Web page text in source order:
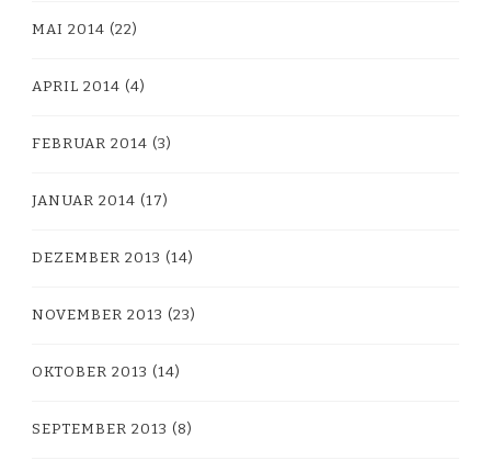
MAI 2014 (22)
APRIL 2014 (4)
FEBRUAR 2014 (3)
JANUAR 2014 (17)
DEZEMBER 2013 (14)
NOVEMBER 2013 (23)
OKTOBER 2013 (14)
SEPTEMBER 2013 (8)